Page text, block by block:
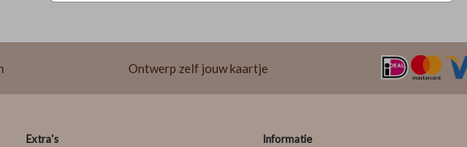
Ontwerp zelf jouw kaartje
Extra's Informatie